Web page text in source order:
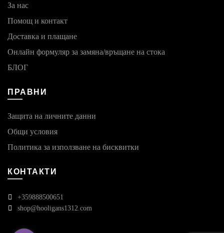
За нас
Помощ и контакт
Доставка и плащане
Онлайн формуляр за замяна/връщане на стока
БЛОГ
ПРАВНИ
Защита на личните данни
Общи условия
Политика за използване на бисквитки
КОНТАКТИ
+359888500651
shop@hooligans1312.com